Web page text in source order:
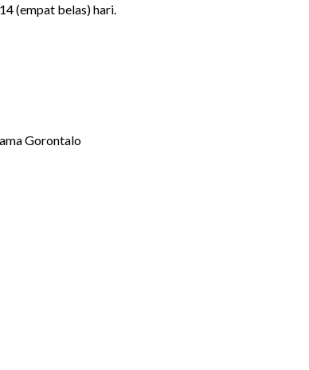
(empat belas) hari.
Gorontalo